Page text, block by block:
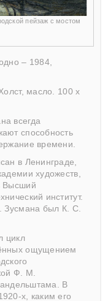
пейзаж с мостом
– 1984,
масло. 100 х
всегда
способность
времени.
в Ленинграде,
художеств,
Высший
институт.
Зусмана был К. С.
цикл
ощущением
Ф. М.
В
х, каким его